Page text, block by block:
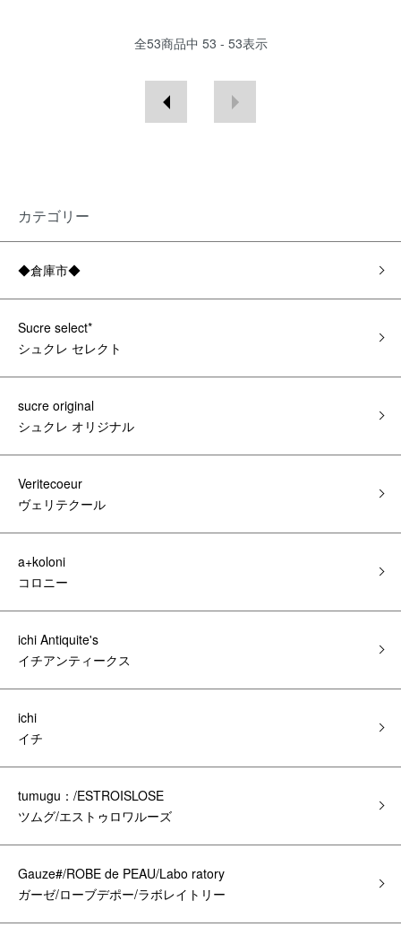
全53商品中 53 - 53表示
カテゴリー
◆倉庫市◆
Sucre select*
シュクレ セレクト
sucre original
シュクレ オリジナル
Veritecoeur
ヴェリテクール
a+koloni
コロニー
ichi Antiquite's
イチアンティークス
ichi
イチ
tumugu：/ESTROISLOSE
ツムグ/エストゥロワルーズ
Gauze#/ROBE de PEAU/Labo ratory
ガーゼ/ローブデポー/ラボレイトリー